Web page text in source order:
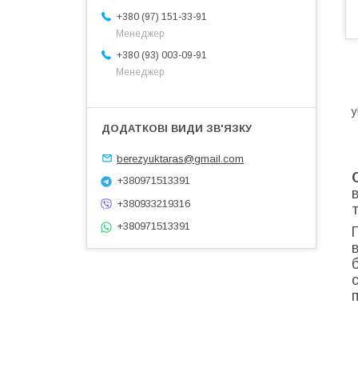
+380 (97) 151-33-91
Менеджер
+380 (93) 003-09-91
Менеджер
berezyuktaras@gmail.com
+380971513391
+380933219316
+380971513391